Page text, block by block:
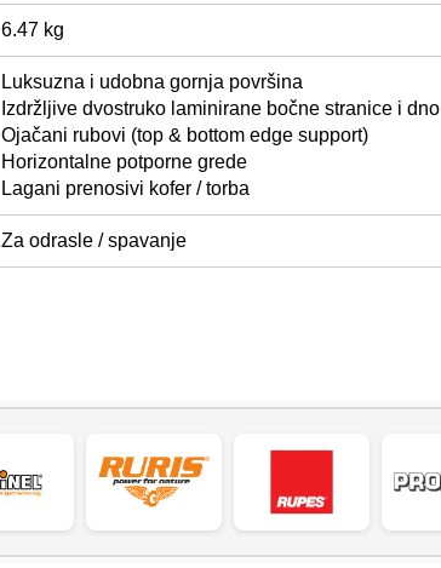
6.47 kg
Luksuzna i udobna gornja površina
Izdržljive dvostruko laminirane bočne stranice i dno
Ojačani rubovi (top & bottom edge support)
Horizontalne potporne grede
Lagani prenosivi kofer / torba
Za odrasle / spavanje